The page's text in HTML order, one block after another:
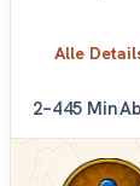
Alle
2–445 Min